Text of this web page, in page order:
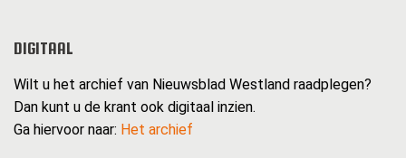
DIGITAAL
Wilt u het archief van Nieuwsblad Westland raadplegen?
Dan kunt u de krant ook digitaal inzien.
Ga hiervoor naar: Het archief